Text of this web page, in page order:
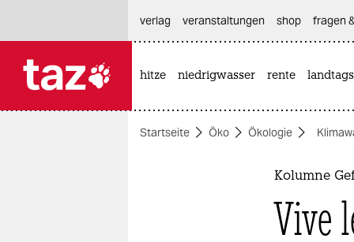
themen
verlag
veranstaltungen shop fragen
hitze niedrigwasser rente
Startseite Öko Ökologie
Kolumne
Vive